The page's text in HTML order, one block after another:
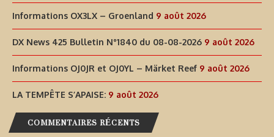
Informations OX3LX – Groenland 9 août 2026
DX News 425 Bulletin N°1840 du 08-08-2026 9 août 2026
Informations OJ0JR et OJ0YL – Märket Reef 9 août 2026
LA TEMPÊTE S’APAISE: 9 août 2026
COMMENTAIRES RÉCENTS